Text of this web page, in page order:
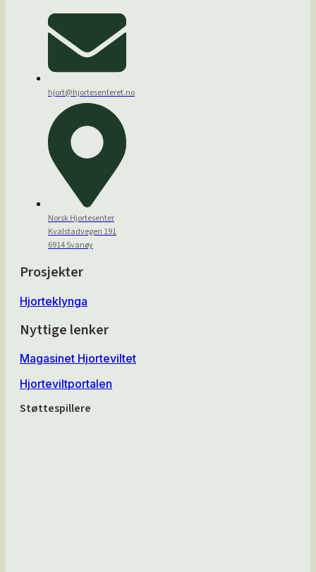
hjort@hjortesenteret.no
Norsk Hjortesenter
Kvalstadvegen 191
6914 Svanøy
Prosjekter
Hjorteklynga
Nyttige lenker
Magasinet Hjorteviltet
Hjorteviltportalen
Støttespillere